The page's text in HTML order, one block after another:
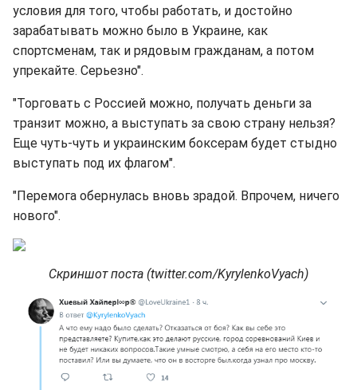
условия для того, чтобы работать, и достойно
зарабатывать можно было в Украине, как
спортсменам, так и рядовым гражданам, а потом
упрекайте. Серьезно".
"Торговать с Россией можно, получать деньги за
транзит можно, а выступать за свою страну нельзя?
Еще чуть-чуть и украинским боксерам будет стыдно
выступать под их флагом".
"Перемога обернулась вновь зрадой. Впрочем, ничего
нового".
Скриншот поста (twitter.com/KyrylenkoVyach)